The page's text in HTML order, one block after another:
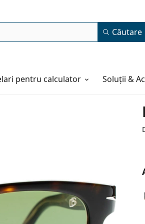
Căutare
pentru calculator Soluții &